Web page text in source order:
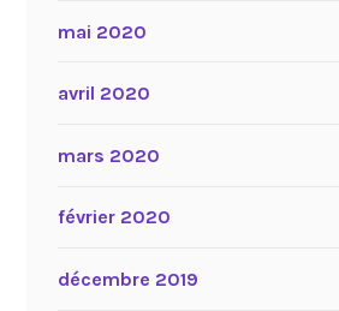
mai 2020
avril 2020
mars 2020
février 2020
décembre 2019